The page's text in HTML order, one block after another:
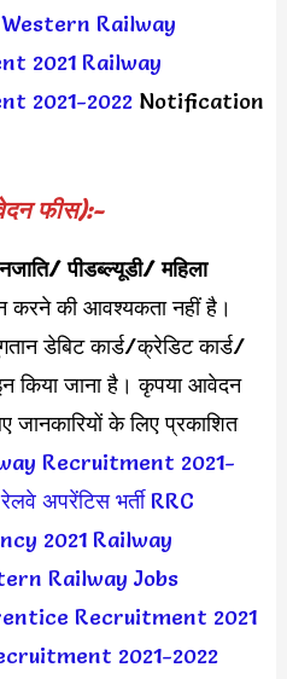
Western Railway
2021 Railway
2021-2022Notification
फीस):-
पीडब्ल्यूडी/ महिला
करने की आवश्यकता नहीं है।
डेबिट कार्ड/क्रेडिट कार्ड/
किया जाना है। कृपया आवेदन
जानकारियों के लिए प्रकाशित
Recruitment 2021-
रेलवे अपरेंटिस भर्ती RRC
2021 Railway
Railway Jobs
Recruitment 2021
2021-2022